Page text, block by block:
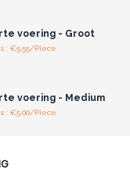
voering - Groot
: €5.55/Piece
voering - Medium
: €5.00/Piece